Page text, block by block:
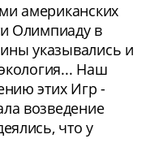
американских
Олимпиаду в
указывались и
Наш
этих Игр -
возведение
что у